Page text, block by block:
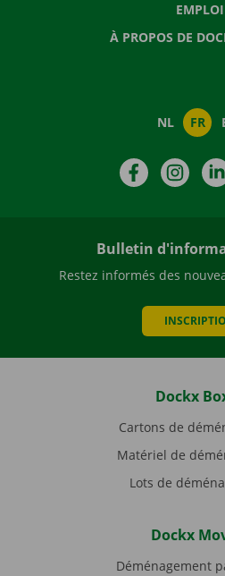
EMPLOI
À PROPOS DE
NL FR
Facebook
Bulletin
Restez informés des
Dockx
Cartons de
Matériel de
Lots de
Dockx
Déménagement